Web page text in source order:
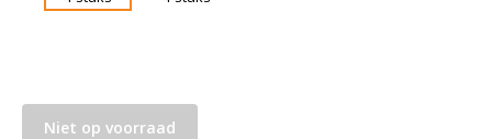
Niet op voorraad